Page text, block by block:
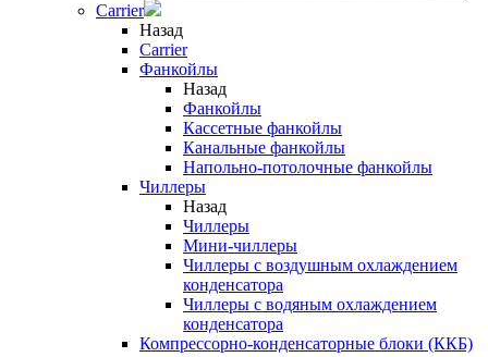
Carrier
Назад
Carrier
Фанкойлы
Назад
Фанкойлы
Кассетные фанкойлы
Канальные фанкойлы
Напольно-потолочные фанкойлы
Чиллеры
Назад
Чиллеры
Мини-чиллеры
Чиллеры с воздушным охлаждением
конденсатора
Чиллеры с водяным охлаждением
конденсатора
Компрессорно-конденсаторные блоки (ККБ)